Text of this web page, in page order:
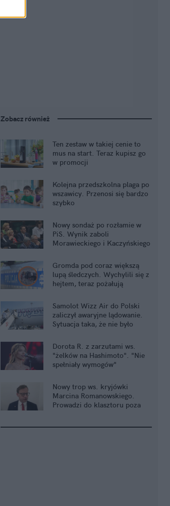
Zobacz również
Ten zestaw w takiej cenie to
mus na start. Teraz kupisz go
w promocji
Kolejna przedszkolna plaga po
wszawicy. Przenosi się bardzo
szybko
Nowy sondaż po rozłamie w
PiS. Wynik zaboli
Morawieckiego i Kaczyńskiego
Gromda pod coraz większą
lupą śledczych. Wychylili się z
hejtem, teraz pożałują
Samolot Wizz Air do Polski
zaliczył awaryjne lądowanie.
Sytuacja taka, że nie było
Dorota R. z zarzutami ws.
"żelków na Hashimoto". "Nie
spełniały wymogów"
Nowy trop ws. kryjówki
Marcina Romanowskiego.
Prowadzi do klasztoru poza